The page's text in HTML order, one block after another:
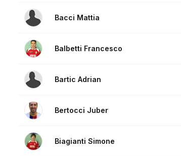
Bacci Mattia
Balbetti Francesco
Bartic Adrian
Bertocci Juber
Biagianti Simone